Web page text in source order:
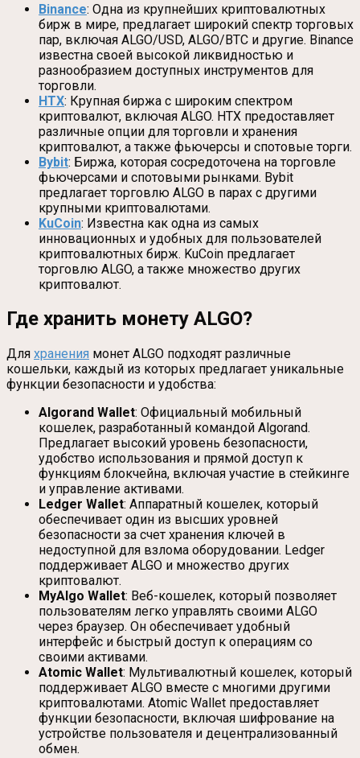
Binance: Одна из крупнейших криптовалютных
бирж в мире, предлагает широкий спектр торговых
пар, включая ALGO/USD, ALGO/BTC и другие. Binance
известна своей высокой ликвидностью и
разнообразием доступных инструментов для
торговли.
HTX: Крупная биржа с широким спектром
криптовалют, включая ALGO. HTX предоставляет
различные опции для торговли и хранения
криптовалют, а также фьючерсы и спотовые торги.
Bybit: Биржа, которая сосредоточена на торговле
фьючерсами и спотовыми рынками. Bybit
предлагает торговлю ALGO в парах с другими
крупными криптовалютами.
KuCoin: Известна как одна из самых
инновационных и удобных для пользователей
криптовалютных бирж. KuCoin предлагает
торговлю ALGO, а также множество других
криптовалют.
Где хранить монету ALGO?
Для хранения монет ALGO подходят различные
кошельки, каждый из которых предлагает уникальные
функции безопасности и удобства:
Algorand Wallet: Официальный мобильный
кошелек, разработанный командой Algorand.
Предлагает высокий уровень безопасности,
удобство использования и прямой доступ к
функциям блокчейна, включая участие в стейкинге
и управление активами.
Ledger Wallet: Аппаратный кошелек, который
обеспечивает один из высших уровней
безопасности за счет хранения ключей в
недоступной для взлома оборудовании. Ledger
поддерживает ALGO и множество других
криптовалют.
MyAlgo Wallet: Веб-кошелек, который позволяет
пользователям легко управлять своими ALGO
через браузер. Он обеспечивает удобный
интерфейс и быстрый доступ к операциям со
своими активами.
Atomic Wallet: Мультивалютный кошелек, который
поддерживает ALGO вместе с многими другими
криптовалютами. Atomic Wallet предоставляет
функции безопасности, включая шифрование на
устройстве пользователя и децентрализованный
обмен.